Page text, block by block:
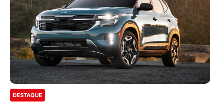
DESTAQUE